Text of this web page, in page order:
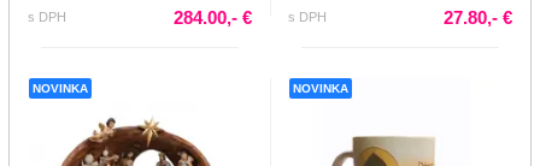
s DPH 284.00,- €
s DPH
27.80,- €
NOVINKA NOVINKA